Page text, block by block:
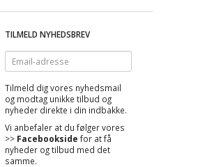
TILMELD NYHEDSBREV
Email-
adresse
Tilmeld dig vores nyhedsmail
og modtag unikke tilbud og
nyheder direkte i din indbakke.
Vi anbefaler at du følger vores
>> Facebookside for at få
nyheder og tilbud med det
samme.